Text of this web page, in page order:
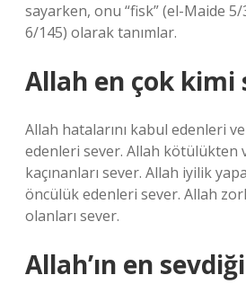
sayarken, onu “fisk” (el-Maide 5/
6/145) olarak tanımlar.
Allah en çok kimi
Allah hatalarını kabul edenleri
edenleri sever. Allah kötülükten
kaçınanları sever. Allah iyilik
öncülük edenleri sever. Allah
olanları sever.
Allah’ın en